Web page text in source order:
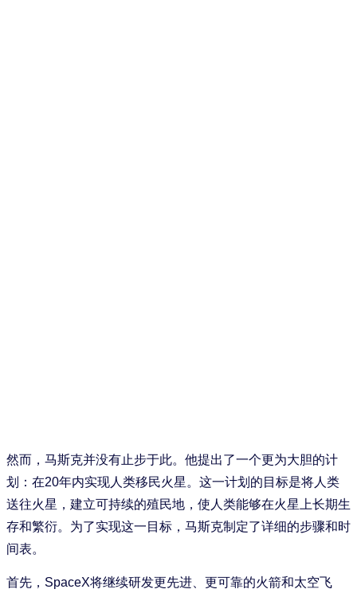
然而，马斯克并没有止步于此。他提出了一个更为大胆的计
划：在20年内实现人类移民火星。这一计划的目标是将人类
送往火星，建立可持续的殖民地，使人类能够在火星上长期生
存和繁衍。为了实现这一目标，马斯克制定了详细的步骤和时
间表。
首先，SpaceX将继续研发更先进、更可靠的火箭和太空飞